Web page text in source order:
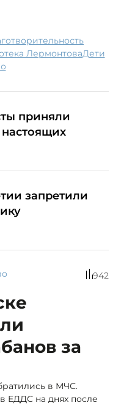
Лермонтова
дети
приняли
запретили
942
за
в МЧС.
ЕДДС на днях после